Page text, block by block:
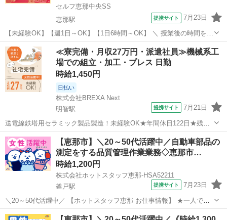
セルフ恵那中央SS
恵那駅
提携サイト 7月23日
【未経験OK】【週1日～OK】【1日6時間～OK】 ＼ 授業後の時間を使
いやすい夕方～夜勤務 ／ ‾‾‾‾‾‾‾‾‾‾‾‾‾‾‾‾‾‾‾‾ セルフガソリンスタンド 店舗
スタッフ募集 17:00～22:00の時間帯なので、 ...
岐阜 恵那市 恵那駅 ガソリンスタンド
≪寮完備・月収27万円・派遣社員≫機械系工
場での組立・加工・プレス 日勤
時給1,450円
日払い
株式会社BREXA Next
明智駅
提携サイト 7月21日
送電線鉄塔用セラミック製品製造！未経験OK★年間休日122日★残業
少なめ！ワンルーム寮完備◎日払い制度あり！食堂利用可！マイカー
通勤OK★無料駐車場完備◎《岐阜県恵那市》 人気の工場のお仕事 ◇
送電線鉄塔用セラミック製品製...
岐阜 恵那市 明智駅
【恵那市】＼20～50代活躍中／自動車部品の
測定をする品質管理作業業務◇恵那市…
時給1,200円
株式会社ホットスタッフ恵那-HSA52211
釜戸駅
提携サイト 7月23日
＼20～50代活躍中／ 【ホットスタッフ恵那 お仕事情報】 ★一人でも
くもく測定作業★ 『グループでの作業は苦手・・・』 『自分のペース
岐阜 恵那市 釜戸駅